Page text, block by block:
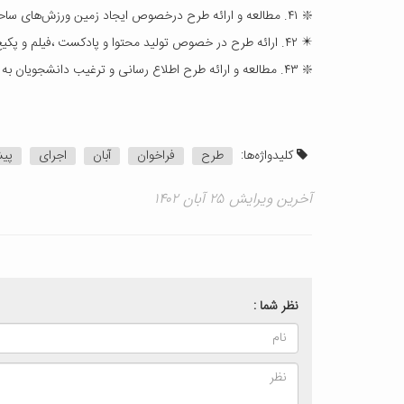
❇️ ۴۱. مطالعه و ارائه طرح درخصوص ایجاد زمین ورزش‌های ساحلی و ایجاد مدرسه ورزش های ساحلی
✴️ ۴۲. ارائه طرح در خصوص تولید محتوا و پادکست ،فیلم و پکیج های آموزشی و همکاری با واحد های مختلف دانشگاه
❇️ ۴۳. مطالعه و ارائه طرح اطلاع رسانی و ترغیب دانشجویان به حضور در سراهای نوآوری
کلیدواژه‌ها: طرح فراخوان آبان اجرای
آخرین ویرایش ۲۵ آبان ۱۴۰۲
نظر شما :